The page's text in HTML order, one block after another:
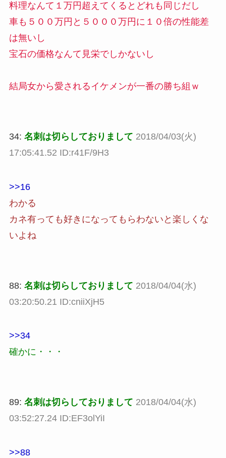
料理なんて１万円超えてくるとどれも同じだし
車も５００万円と５０００万円に１０倍の性能差
は無いし
宝石の価格なんて見栄でしかないし
結局女から愛されるイケメンが一番の勝ち組ｗ
34: 名刺は切らしておりまして 2018/04/03(火)
17:05:41.52 ID:r41F/9H3
>>16
わかる
カネ有っても好きになってもらわないと楽しくな
いよね
88: 名刺は切らしておりまして 2018/04/04(水)
03:20:50.21 ID:cniiXjH5
>>34
確かに・・・
89: 名刺は切らしておりまして 2018/04/04(水)
03:52:27.24 ID:EF3olYiI
>>88